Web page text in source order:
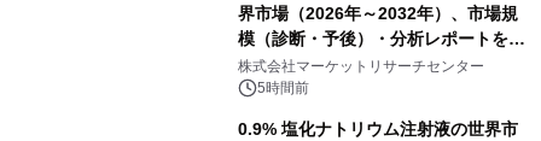
界市場（2026年～2032年）、市場規
模（診断・予後）・分析レポートを発
表
株式会社マーケットリサーチセンター
5時間前
0.9% 塩化ナトリウム注射液の世界市